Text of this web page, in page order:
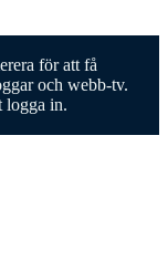
för att få
och webb-tv.
logga in.